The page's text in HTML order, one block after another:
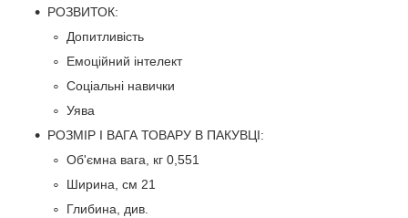
РОЗВИТОК:
Допитливість
Емоційний інтелект
Соціальні навички
Уява
РОЗМІР І ВАГА ТОВАРУ В ПАКУВЦІ:
Об'ємна вага, кг 0,551
Ширина, см 21
Глибина, див.